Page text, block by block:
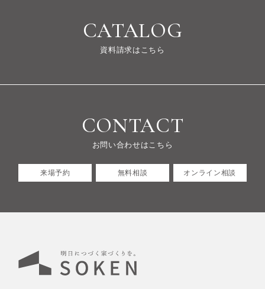
CATALOG
資料請求はこちら
CONTACT
お問い合わせはこちら
来場予約 無料相談 オンライン相談